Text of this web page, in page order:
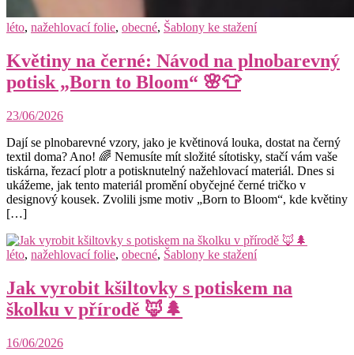
léto, nažehlovací folie, obecné, Šablony ke stažení
Květiny na černé: Návod na plnobarevný
potisk „Born to Bloom“ 🌸👕
23/06/2026
Dají se plnobarevné vzory, jako je květinová louka, dostat na černý
textil doma? Ano! 🌈 Nemusíte mít složité sítotisky, stačí vám vaše
tiskárna, řezací plotr a potisknutelný nažehlovací materiál. Dnes si
ukážeme, jak tento materiál promění obyčejné černé tričko v
designový kousek. Zvolili jsme motiv „Born to Bloom“, kde květiny
[…]
léto, nažehlovací folie, obecné, Šablony ke stažení
Jak vyrobit kšiltovky s potiskem na
školku v přírodě 🦊🌲
16/06/2026